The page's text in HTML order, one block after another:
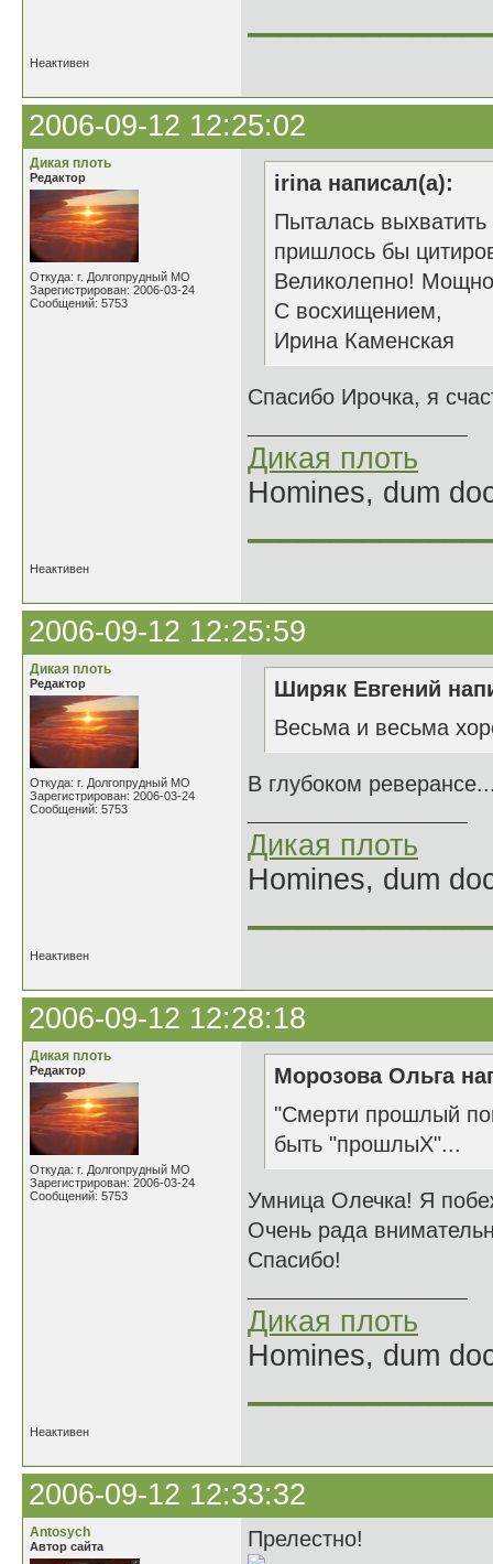
Неактивен
2006-09-12 12:25:02
Дикая плоть
Редактор
Откуда: г. Долгопрудный МО
Зарегистрирован: 2006-03-24
Сообщений: 5753
irina написал(а):
Пыталась
пришлось бы
Великолепно!
С восхищением,
Ирина Каменская
Спасибо Ирочка, я
Дикая плоть
Homines, dum
Неактивен
2006-09-12 12:25:59
Дикая плоть
Редактор
Откуда: г. Долгопрудный МО
Зарегистрирован: 2006-03-24
Сообщений: 5753
Ширяк Евгений
Весьма и весьма
В глубоком
Дикая плоть
Homines, dum
Неактивен
2006-09-12 12:28:18
Дикая плоть
Редактор
Откуда: г. Долгопрудный МО
Зарегистрирован: 2006-03-24
Сообщений: 5753
Морозова Ольга
"Смерти прошлый
быть "прошлыХ"...
Умница Олечка! Я
Очень рада
Спасибо!
Дикая плоть
Homines, dum
Неактивен
2006-09-12 12:33:32
Antosych
Автор сайта Прелестно!